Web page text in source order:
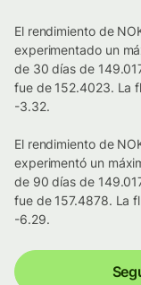
El rendimiento de
experimentado un
de 30 días de
fue de 152.4023. La
-3.32.
El rendimiento de
experimentó un
de 90 días de
fue de 157.4878. La
-6.29.